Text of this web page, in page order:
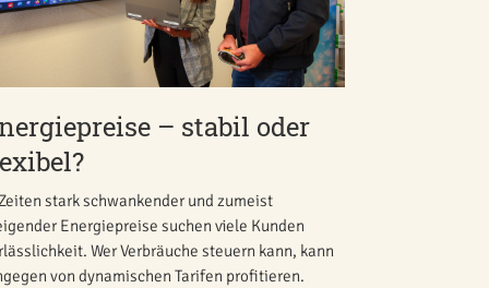
– stabil oder
stark schwankender und zumeist
Energiepreise suchen viele Kunden
Wer Verbräuche steuern kann, kann
von dynamischen Tarifen profitieren.